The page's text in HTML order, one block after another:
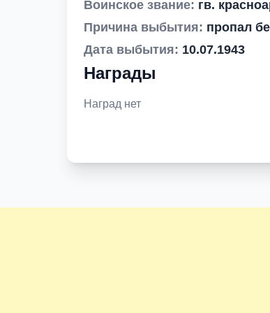
Воинское звание: гв.
Причина выбытия: пропал
Дата выбытия: 10.07.1943
Награды
Наград нет